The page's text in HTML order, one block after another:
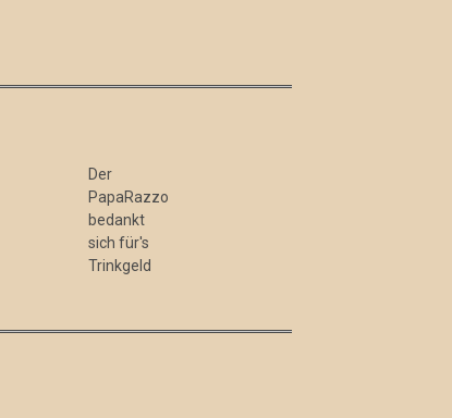
Der
PapaRazzo
bedankt
sich für's
Trinkgeld